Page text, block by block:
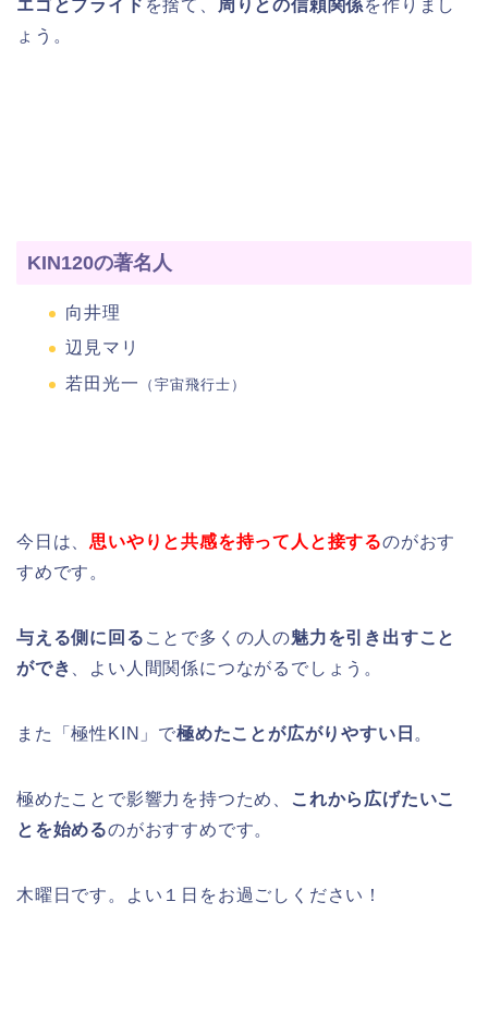
エゴとプライド を捨て、 周りとの信頼関係を作りまし
ょう。
KIN120の著名人
向井理
辺見マリ
若田光一
（宇宙飛行士）
今日は、思いやりと共感を持って人と接するのがおす
すめです。
与える側に回る ことで多くの人の魅力を引き出すこと
ができ
、よい人間関係につながるでしょう。
また「極性KIN」で極めたことが広がりやすい日 。
極めたことで影響力を持つため、
これから広げたいこ
とを始めるのがおすすめです。
木曜日です。よい１日をお過ごしください！